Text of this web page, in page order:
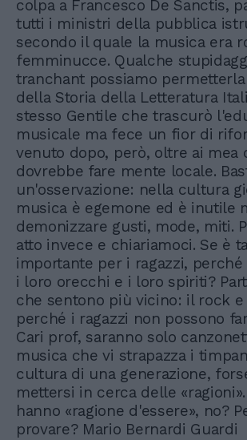
colpa a Francesco De Sanctis,
tutti i ministri della pubblica
secondo il quale la musica era
femminucce. Qualche
tranchant possiamo
della Storia della Letteratura
stesso Gentile che trascurò
musicale ma fece un fior di
venuto dopo, però, oltre ai mea
dovrebbe fare mente locale.
un'osservazione: nella cultura
musica è egemone ed è inutile
demonizzare gusti, mode, miti.
atto invece e chiariamoci. Se è
importante per i ragazzi,
i loro orecchi e i loro spiriti?
che sentono più vicino: il rock e
perché i ragazzi non possono
Cari prof, saranno solo
musica che vi strapazza i
cultura di una generazione,
mettersi in cerca delle
hanno «ragione d'essere», no?
provare? Mario Bernardi Guardi